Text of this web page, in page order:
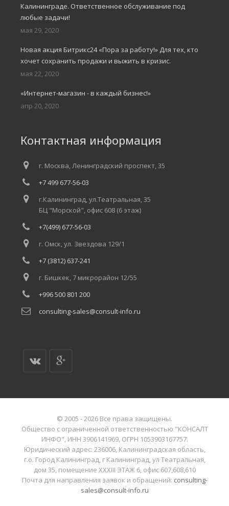
Калининграде. Ответственное обслуживание под
любые задачи!
мая 29, 2020
Новая акция Битрикс24 «Пора за работу!» Для тех, кто
хочет сохранить продажи и выжить в кризис.
мая 22, 2020
«Интернет-магазин - в каждый бизнес!»
апр 20, 2020
Контактная информация
г. Москва, Ленинградский проспект, 35
+7 499 677-56-03
г.Калининград, ул.Театральная, 35
БЦ "Морской", офис 608 (6 этаж)
+7(499) 677-56-03
г. Омск, ул. Звездова 129/1
+7 (3812) 637-241
г. Бишкек, 7 микрорайон 12/55
+996 500 801 200
consulting-sales@consult-info.ru
© 2005 - 2026 Все права защищены.
Общество с ограниченной ответственностью "КОНСАЛТ
ИНФО", ИНН 3906141969, ОГРН 1053903167757.
Юридический адрес: 236006, Калининградская область,
г.о. Город Калининград, г Калининград, ул Театральная,
дом 35, помещение XXXIII ЭТАЖ 6, офис 607,608,610
Почта для направления заявок и обращений: consulting-
sales@consult-info.ru